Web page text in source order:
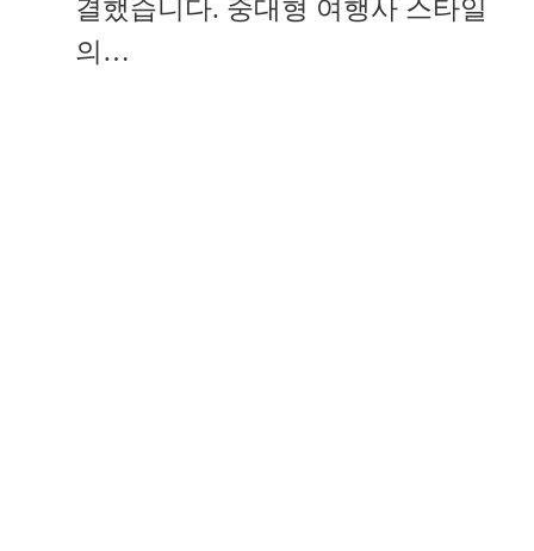
결했습니다. 중대형 여행사 스타일
의…